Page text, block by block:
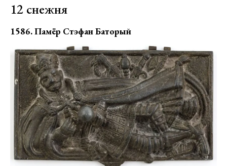
12 снежня
1586. Памёр Стэфан Баторый